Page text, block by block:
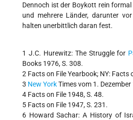
Dennoch ist der Boykott rein
und mehrere Länder, darunter
halten unerbittlich daran fest.
1 J.C. Hurewitz: The Struggle for
Books 1976, S. 308.
2 Facts on File Yearbook; NY: Facts
3 New YorkTimes vom 1. Dezember
4 Facts on File 1948, S. 48.
5 Facts on File 1947, S. 231.
6 Howard Sachar: A History of